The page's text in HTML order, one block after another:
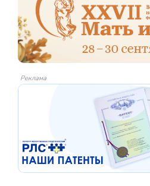
Реклама